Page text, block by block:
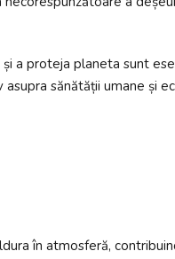
a proteja planeta sunt
sănătății umane și
în atmosferă,